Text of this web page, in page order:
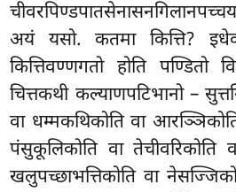
अयं यसो. कतमा कित्ति?
कित्तिवण्णगतो होति पण्डितो
चित्तकथी कल्याणपटिभानो –
वा धम्मकथिकोति वा
पंसुकूलिकोति वा तेचीवरिकोति
खलुपच्छाभत्तिकोति वा